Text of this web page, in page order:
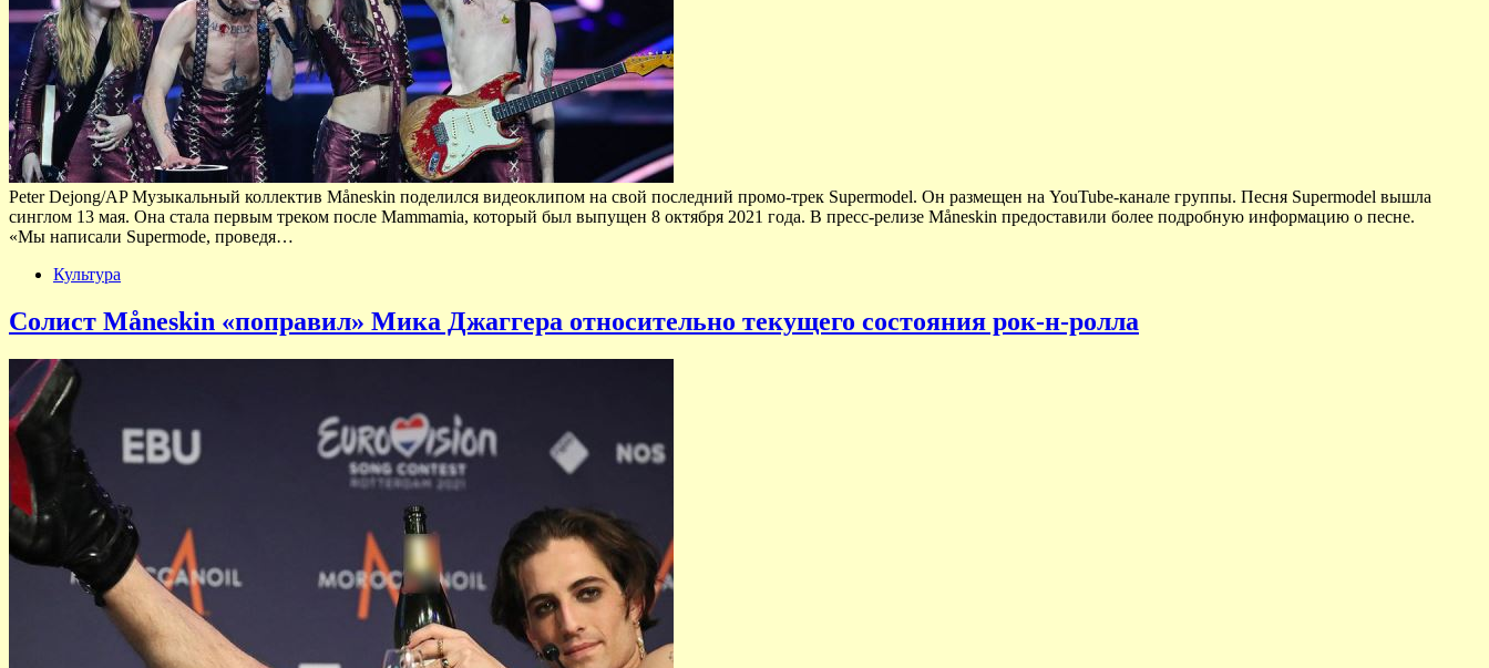
Peter Dejong/AP Музыкальный коллектив Måneskin поделился видеоклипом на свой последний промо-трек Supermodel. Он размещен на YouTube-канале группы. Песня Supermodel вышла
синглом 13 мая. Она стала первым треком после Mammamia, который был выпущен 8 октября 2021 года. В пресс-релизе Måneskin предоставили более подробную информацию о песне.
«Мы написали Supermode, проведя…
Культура
Солист Måneskin «поправил» Мика Джаггера относительно текущего состояния рок-н-ролла